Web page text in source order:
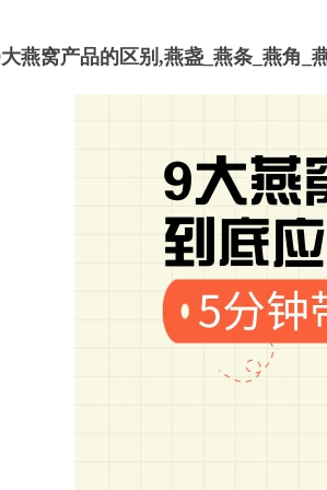
燕窝产品的区别,燕盏_燕条_燕角_